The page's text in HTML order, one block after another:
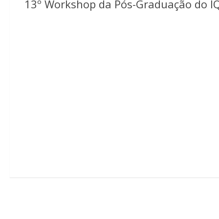
13º Workshop da Pós-Graduação do